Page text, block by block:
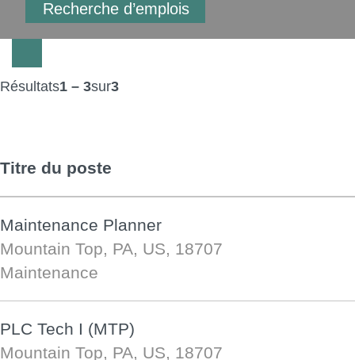
Résultats1 – 3sur3
Titre du poste
Maintenance Planner
Mountain Top, PA, US, 18707
Maintenance
PLC Tech I (MTP)
Mountain Top, PA, US, 18707